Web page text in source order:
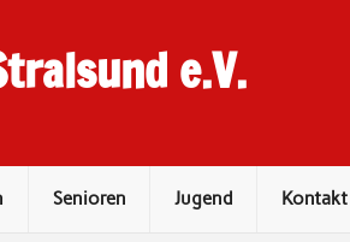
e.V.
Senioren Jugend Kontakt